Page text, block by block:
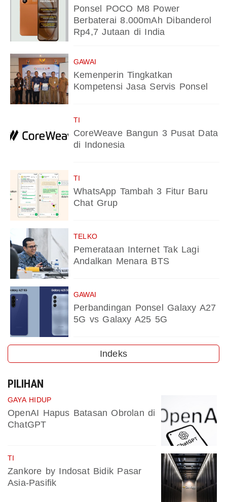
Ponsel POCO M8 Power
Berbaterai 8.000mAh Dibanderol
Rp4,7 Jutaan di India
GAWAI
Kemenperin Tingkatkan
Kompetensi Jasa Servis Ponsel
TI
CoreWeave Bangun 3 Pusat Data
di Indonesia
TI
WhatsApp Tambah 3 Fitur Baru
Chat Grup
TELKO
Pemerataan Internet Tak Lagi
Andalkan Menara BTS
GAWAI
Perbandingan Ponsel Galaxy A27
5G vs Galaxy A25 5G
Indeks
PILIHAN
GAYA HIDUP
OpenAI Hapus Batasan Obrolan di
ChatGPT
TI
Zankore by Indosat Bidik Pasar
Asia-Pasifik